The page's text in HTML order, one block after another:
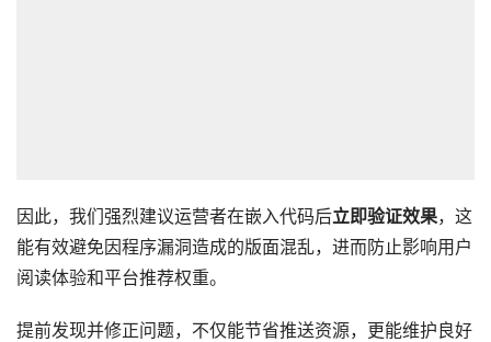
因此，我们强烈建议运营者在嵌入代码后立即验证效果，这
能有效避免因程序漏洞造成的版面混乱，进而防止影响用户
阅读体验和平台推荐权重。
提前发现并修正问题，不仅能节省推送资源，更能维护良好